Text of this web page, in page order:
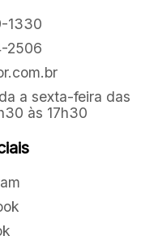
1330
2506
a sexta-feira das
às 17h30